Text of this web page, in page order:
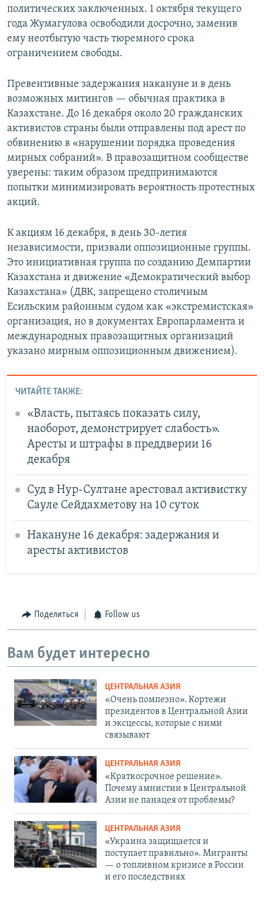
политических заключенных. 1 октября текущего
года Жумагулова освободили досрочно, заменив
ему неотбытую часть тюремного срока
ограничением свободы.
Превентивные задержания накануне и в день
возможных митингов — обычная практика в
Казахстане. До 16 декабря около 20 гражданских
активистов страны были отправлены под арест по
обвинению в «нарушении порядка проведения
мирных собраний». В правозащитном сообществе
уверены: таким образом предпринимаются
попытки минимизировать вероятность протестных
акций.
К акциям 16 декабря, в день 30-летия
независимости, призвали оппозиционные группы.
Это инициативная группа по созданию Демпартии
Казахстана и движение «Демократический выбор
Казахстана» (ДВК, запрещено столичным
Есильским районным судом как «экстремистская»
организация, но в документах Европарламента и
международных правозащитных организаций
указано мирным оппозиционным движением).
ЧИТАЙТЕ ТАКЖЕ:
«Власть, пытаясь показать силу,
наоборот, демонстрирует слабость».
Аресты и штрафы в преддверии 16
декабря
Суд в Нур-Султане арестовал активистку
Сауле Сейдахметову на 10 суток
Накануне 16 декабря: задержания и
аресты активистов
Поделиться Follow us
Вам будет интересно
ЦЕНТРАЛЬНАЯ АЗИЯ
«Очень помпезно». Кортежи
президентов в Центральной Азии
и эксцессы, которые с ними
связывают
ЦЕНТРАЛЬНАЯ АЗИЯ
«Краткосрочное решение».
Почему амнистии в Центральной
Азии не панацея от проблемы?
ЦЕНТРАЛЬНАЯ АЗИЯ
«Украина защищается и
поступает правильно». Мигранты
— о топливном кризисе в России
и его последствиях